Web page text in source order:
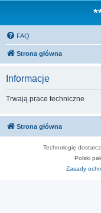
FAQ
Strona główna
Informacje
Trwają prace techniczne
Strona główna
Technologię
Polski
Zasady